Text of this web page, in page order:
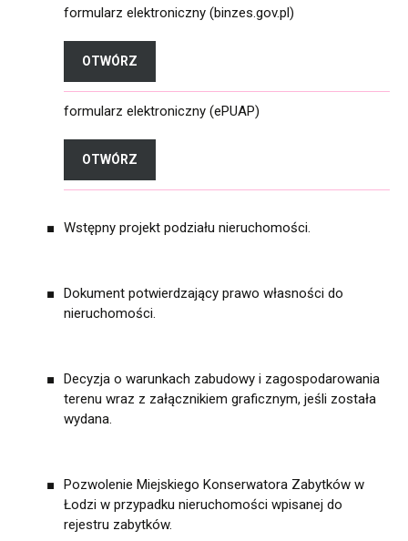
formularz elektroniczny (binzes.gov.pl)
OTWÓRZ
formularz elektroniczny (ePUAP)
OTWÓRZ
Wstępny projekt podziału nieruchomości.
Dokument potwierdzający prawo własności do
nieruchomości.
Decyzja o warunkach zabudowy i zagospodarowania
terenu wraz z załącznikiem graficznym, jeśli została
wydana.
Pozwolenie Miejskiego Konserwatora Zabytków w
Łodzi w przypadku nieruchomości wpisanej do
rejestru zabytków.